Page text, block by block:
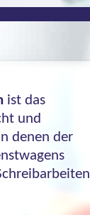
ist das
und
denen der